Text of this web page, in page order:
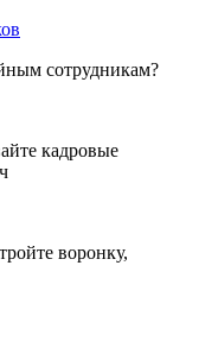
сотрудникам?
кадровые
воронку,